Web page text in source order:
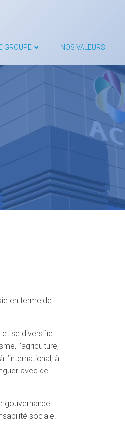
GROUPE NOS VALEURS
en terme de
et se diversifie
l’agriculture,
l’international, à
avec de
gouvernance
sociale.